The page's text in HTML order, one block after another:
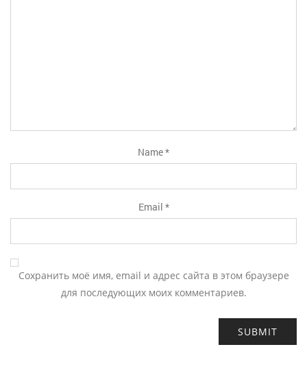
Name*
Email *
Сохранить моё имя, email и адрес сайта в этом браузере
для последующих моих комментариев.